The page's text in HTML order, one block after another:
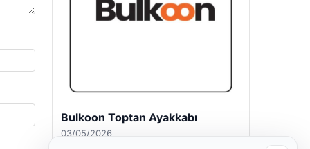
Magusa Night Club
01/05/2026